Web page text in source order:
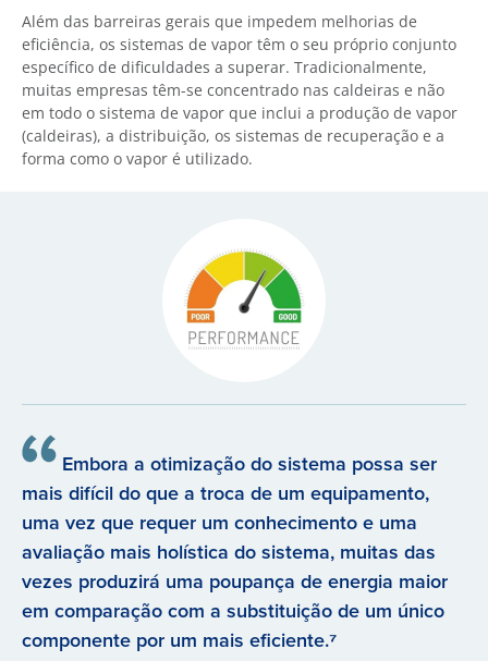
Além das barreiras gerais que impedem melhorias de
eficiência, os sistemas de vapor têm o seu próprio conjunto
específico de dificuldades a superar. Tradicionalmente,
muitas empresas têm-se concentrado nas caldeiras e não
em todo o sistema de vapor que inclui a produção de vapor
(caldeiras), a distribuição, os sistemas de recuperação e a
forma como o vapor é utilizado.
Embora a otimização do sistema possa ser
mais difícil do que a troca de um equipamento,
uma vez que requer um conhecimento e uma
avaliação mais holística do sistema, muitas das
vezes produzirá uma poupança de energia maior
em comparação com a substituição de um único
componente por um mais eficiente.⁷